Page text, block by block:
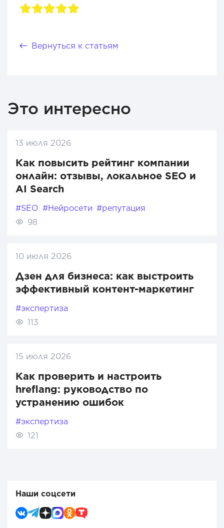
Вернуться к статьям
Это интересно
13 июля 2026
Как повысить рейтинг компании
онлайн: отзывы, локальное SEO и
AI Search
#SEO #Нейросети #репутация
98
10 июля 2026
Дзен для бизнеса: как выстроить
эффективный контент-маркетинг
#экспертиза
113
15 июля 2026
Как проверить и настроить
hreflang: руководство по
устранению ошибок
#экспертиза
121
Наши соцсети